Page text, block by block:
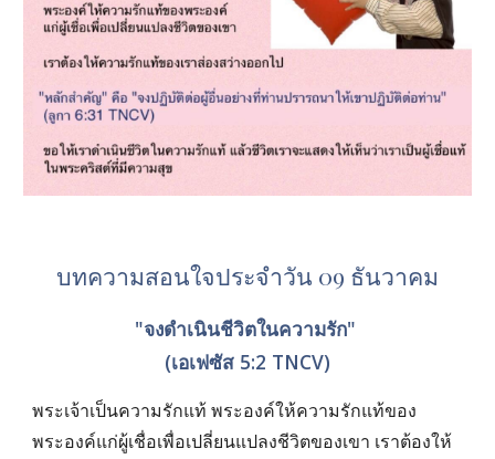
บทความสอนใจประจำวัน 09 ธันวาคม
"จงดำเนินชีวิตในความรัก"
(เอเฟซัส 5:2 TNCV)
พระเจ้าเป็นความรักแท้ พระองค์ให้ความรักแท้ของ
พระองค์แก่ผู้เชื่อเพื่อเปลี่ยนแปลงชีวิตของเขา เราต้องให้